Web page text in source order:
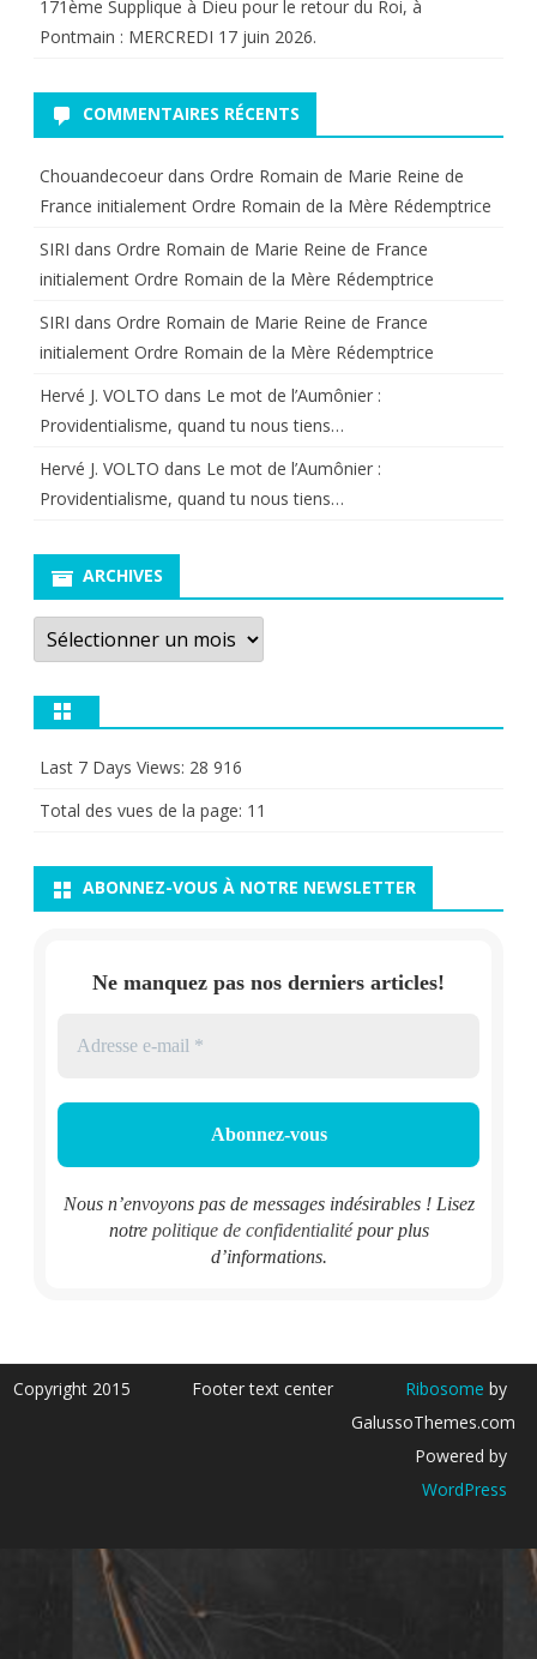
171ème Supplique à Dieu pour le retour du Roi, à
Pontmain : MERCREDI 17 juin 2026.
COMMENTAIRES RÉCENTS
Chouandecoeur dans Ordre Romain de Marie Reine de
France initialement Ordre Romain de la Mère Rédemptrice
SIRI dans Ordre Romain de Marie Reine de France
initialement Ordre Romain de la Mère Rédemptrice
SIRI dans Ordre Romain de Marie Reine de France
initialement Ordre Romain de la Mère Rédemptrice
Hervé J. VOLTO dans Le mot de l’Aumônier :
Providentialisme, quand tu nous tiens…
Hervé J. VOLTO dans Le mot de l’Aumônier :
Providentialisme, quand tu nous tiens…
ARCHIVES
Archives
Last 7 Days Views: 28 916
Total des vues de la page: 11
ABONNEZ-VOUS À NOTRE NEWSLETTER
Ne manquez pas nos derniers articles!
Nous n’envoyons pas de messages indésirables ! Lisez
notre politique de confidentialitépour plus
d’informations.
Copyright 2015 Footer text center Ribosome by
GalussoThemes.com
Powered by
WordPress